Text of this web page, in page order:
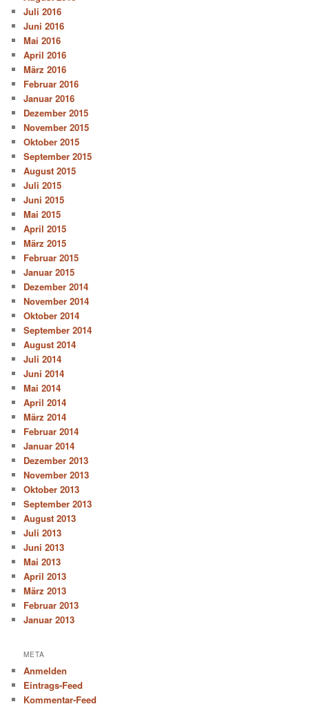
Juli 2016
Juni 2016
Mai 2016
April 2016
März 2016
Februar 2016
Januar 2016
Dezember 2015
November 2015
Oktober 2015
September 2015
August 2015
Juli 2015
Juni 2015
Mai 2015
April 2015
März 2015
Februar 2015
Januar 2015
Dezember 2014
November 2014
Oktober 2014
September 2014
August 2014
Juli 2014
Juni 2014
Mai 2014
April 2014
März 2014
Februar 2014
Januar 2014
Dezember 2013
November 2013
Oktober 2013
September 2013
August 2013
Juli 2013
Juni 2013
Mai 2013
April 2013
März 2013
Februar 2013
Januar 2013
META
Anmelden
Eintrags-Feed
Kommentar-Feed